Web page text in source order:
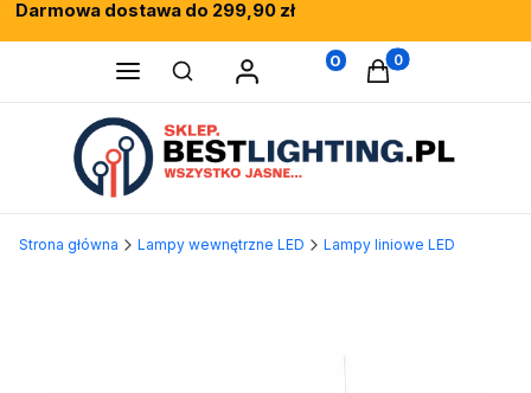
Darmowa dostawa do 299,90 zł
Rewelacyjne opinie klientów
Fachowe doradztwo
Otwórz wyszukiwarkę
0 Produkty w
Strona główna Lampy wewnętrzne LED Lampy liniowe LED